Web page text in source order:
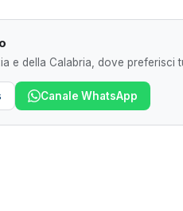
e della Calabria, dove preferisci
Canale WhatsApp